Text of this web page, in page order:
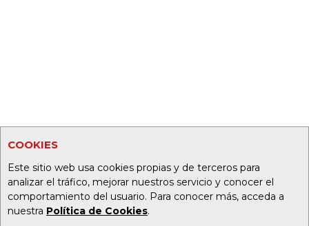
COOKIES
Este sitio web usa cookies propias y de terceros para
analizar el tráfico, mejorar nuestros servicio y conocer el
comportamiento del usuario. Para conocer más, acceda a
nuestra Política de Cookies.